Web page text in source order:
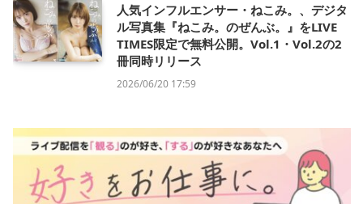
人気インフルエンサー・ねこみ。、デジタ
ル写真集『ねこみ。のぜんぶ。』をLIVE
TIMES限定で無料公開。Vol.1・Vol.2の2
冊同時リリース
2026/06/20 17:59